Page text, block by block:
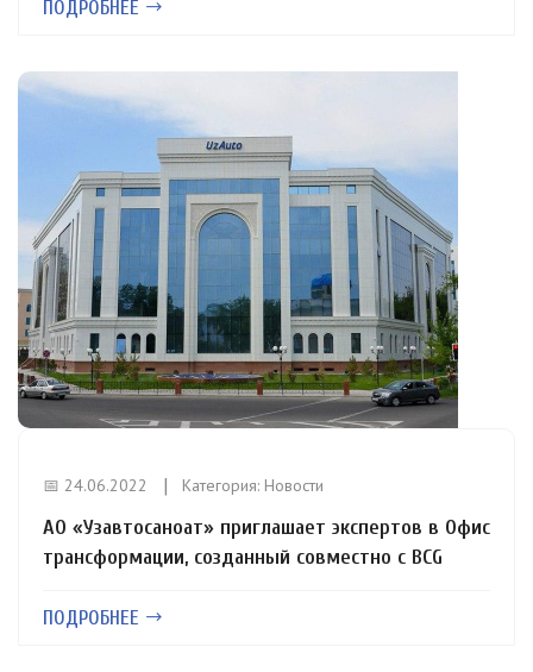
ПОДРОБНЕЕ
📅 24.06.2022 Категория: Новости
АО «Узавтосаноат» приглашает экспертов в Офис
трансформации, созданный совместно с BCG
ПОДРОБНЕЕ